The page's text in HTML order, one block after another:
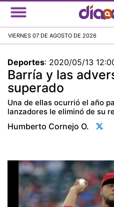
VIERNES 07 DE AGOSTO DE 2026
Deportes: 2020/05/13
Barría y las
superado
Una de ellas ocurrió el año
lanzadores le eliminó de su
Humberto Cornejo O.